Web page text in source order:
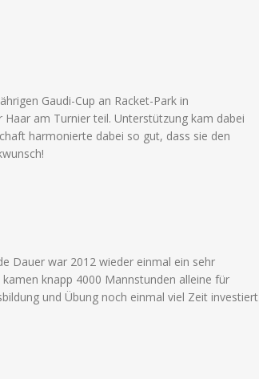
Gaudi-Cup an Racket-Park in
am Turnier teil. Unterstützung kam dabei
harmonierte dabei so gut, dass sie den
Dauer war 2012 wieder einmal ein sehr
knapp 4000 Mannstunden alleine für
und Übung noch einmal viel Zeit investiert